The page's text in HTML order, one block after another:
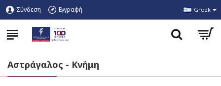
Σύνδεση Εγγραφή Greek
Αστράγαλος - Κνήμη